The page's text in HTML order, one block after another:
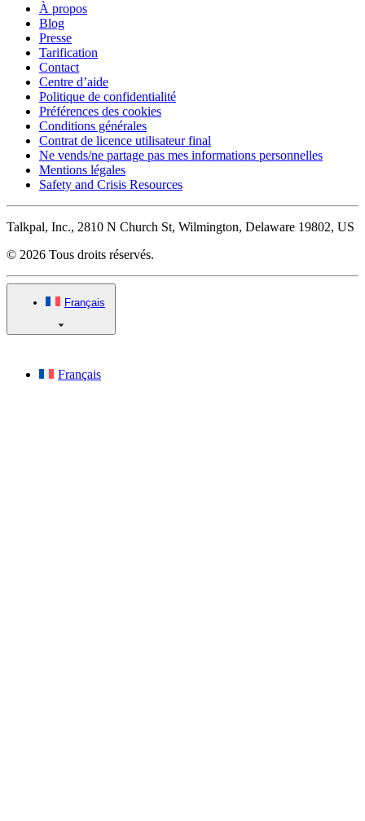
À propos
Blog
Presse
Tarification
Contact
Centre d’aide
Politique de confidentialité
Préférences des cookies
Conditions générales
Contrat de licence utilisateur final
Ne vends/ne partage pas mes informations personnelles
Mentions légales
Safety and Crisis Resources
Talkpal, Inc., 2810 N Church St, Wilmington, Delaware 19802, US
© 2026 Tous droits réservés.
Français
Français